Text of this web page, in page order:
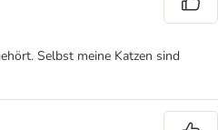
Selbst meine Katzen sind